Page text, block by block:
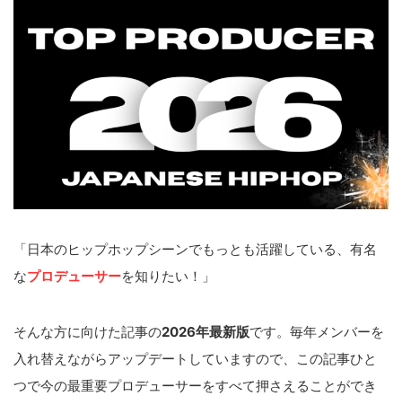
「日本のヒップホップシーンでもっとも活躍している、有名
なプロデューサーを知りたい！」
そんな方に向けた記事の2026年最新版です。毎年メンバーを
入れ替えながらアップデートしていますので、この記事ひと
つで今の最重要プロデューサーをすべて押さえることができ